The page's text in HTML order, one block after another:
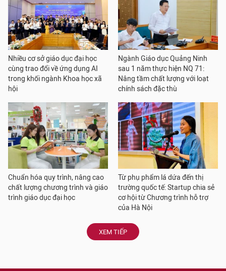
Nhiều cơ sở giáo dục đại học
cùng trao đổi về ứng dụng AI
trong khối ngành Khoa học xã
hội
Ngành Giáo dục Quảng Ninh
sau 1 năm thực hiện NQ 71:
Nâng tầm chất lượng với loạt
chính sách đặc thù
Chuẩn hóa quy trình, nâng cao
chất lượng chương trình và giáo
trình giáo dục đại học
Từ phụ phẩm lá dứa đến thị
trường quốc tế: Startup chia sẻ
cơ hội từ Chương trình hỗ trợ
của Hà Nội
XEM TIẾP